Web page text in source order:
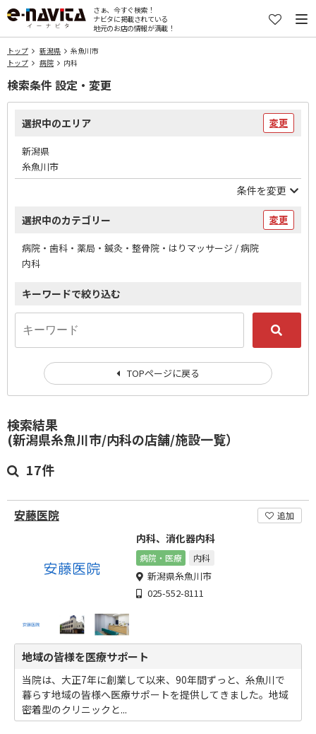
さぁ、今すぐ検索！
ナビタに掲載されている
地元のお店の情報が満載！
トップ 新潟県
糸魚川市
トップ
病院 内科
検索結果
(新潟県糸魚川市/内科の店舗/施設一覧）
17件
安藤医院 追加
内科、消化器内科
病院・医療 内科
新潟県糸魚川市
025-552-8111
地域の皆様を医療サポート
当院は、大正7年に創業して以来、90年間ずっと、糸魚川で
暮らす地域の皆様へ医療サポートを提供してきました。地域
密着型のクリニックと...
検索条件 設定・変更
選択中のエリア 変更
新潟県
糸魚川市
条件を変更
選択中のカテゴリー 変更
病院・歯科・薬局・鍼灸・整骨院・はりマッサージ / 病院
内科
キーワードで絞り込む
TOPページに戻る